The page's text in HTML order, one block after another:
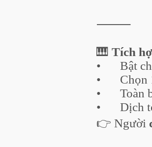
⸻
🎹 Tích
•
Bật
•
Chọn
•
Toàn
•
Dịch
👉 Người